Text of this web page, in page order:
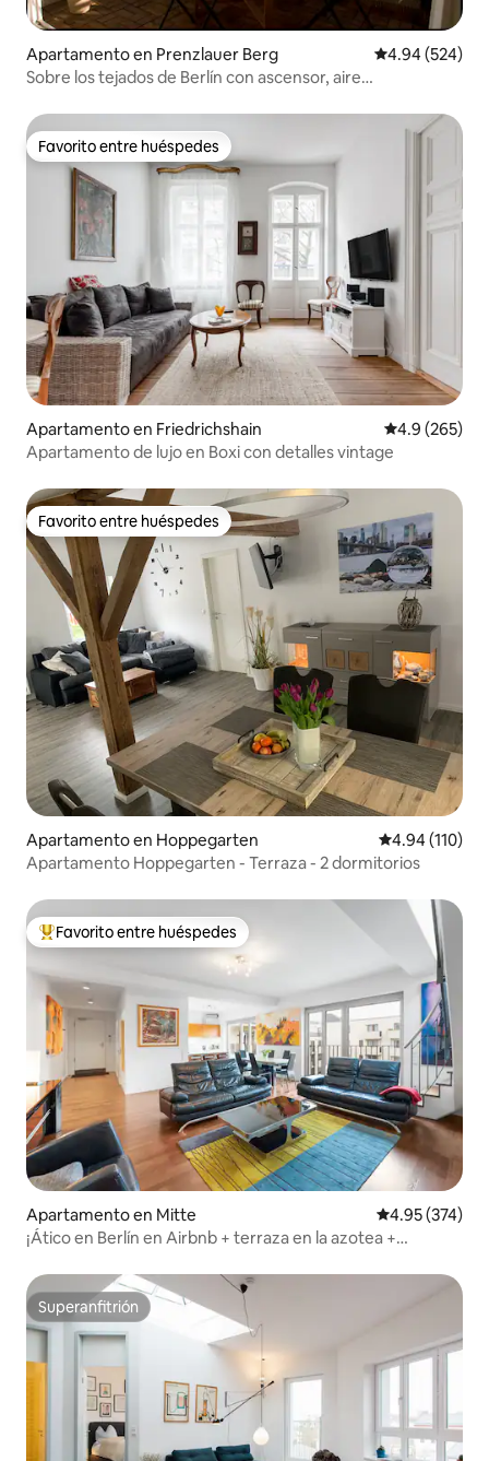
Apartamento en Prenzlauer Berg Calificación
4.94 (524)
Sobre los tejados de Berlín con ascensor, aire
Favorito entre huéspedes
Favorito entre huéspedes
Apartamento en Friedrichshain Calificación
4.9 (265)
Apartamento de lujo en Boxi con detalles vintage
Favorito entre huéspedes
Favorito entre huéspedes
Apartamento en Hoppegarten Calificación
4.94 (110)
Apartamento Hoppegarten - Terraza - 2 dormitorios
Favorito entre huéspedes preferido
Favorito entre huéspedes
Apartamento en Mitte Calificación
4.95 (374)
¡Ático en Berlín en Airbnb + terraza en la azotea +
Superanfitrión
Superanfitrión